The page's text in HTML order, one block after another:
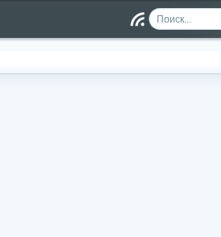
ен
S